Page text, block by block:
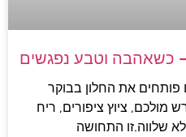
– כשאהבה וטבע נפגשים
את החלון בבוקר
מולכם, ציוץ ציפורים, ריח
שלווה.זו התחושה